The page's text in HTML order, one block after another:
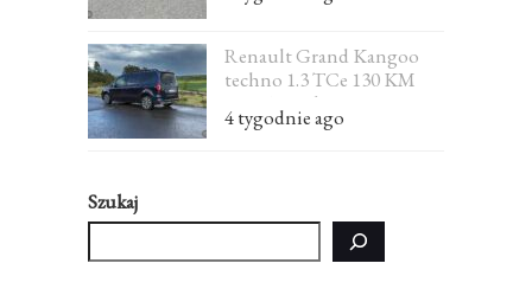
Renault Grand Kangoo
techno 1.3 TCe 130 KM
EDC 7-osobowe – test
4 tygodnie ago
Szukaj